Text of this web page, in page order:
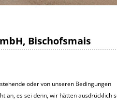
WASSERVERSORGUNG
KANALBAU/ABWASSERANLAGE
Bischofsmais
oder von unseren Bedingungen
an, es sei denn, wir hätten ausdrücklich